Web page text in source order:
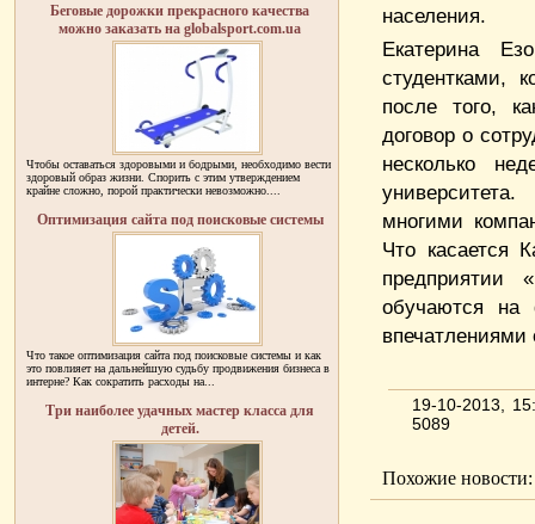
населения.
Екатерина
студентками,
после того,
договор о
несколько
многими
Что касается
предприятии
обучаются на
19-10-2013,
5089
Похожие новости:
Беговые дорожки прекрасного качества
можно заказать на globalsport.com.ua
Чтобы оставаться здоровыми и бодрыми, необходимо вести
здоровый образ жизни. Спорить с этим утверждением
крайне сложно, порой практически невозможно....
Оптимизация сайта под поисковые системы
Что такое оптимизация сайта под поисковые системы и как
это повлияет на дальнейшую судьбу продвижения бизнеса в
интерне? Как сократить расходы на...
Три наиболее удачных мастер класса для
детей.